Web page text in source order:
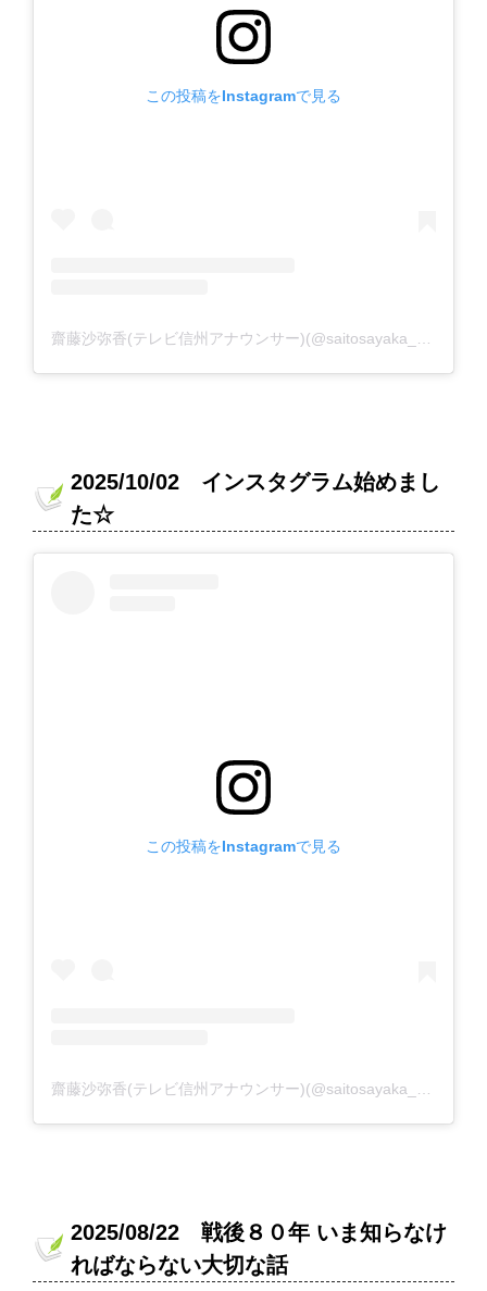
この投稿をInstagramで見る
2025/10/02 インスタグラム始めまし
た☆
この投稿をInstagramで見る
2025/08/22 戦後８０年 いま知らなけ
ればならない大切な話